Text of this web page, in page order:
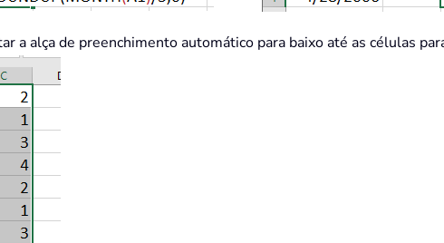
a alça de preenchimento automático para baixo até as células